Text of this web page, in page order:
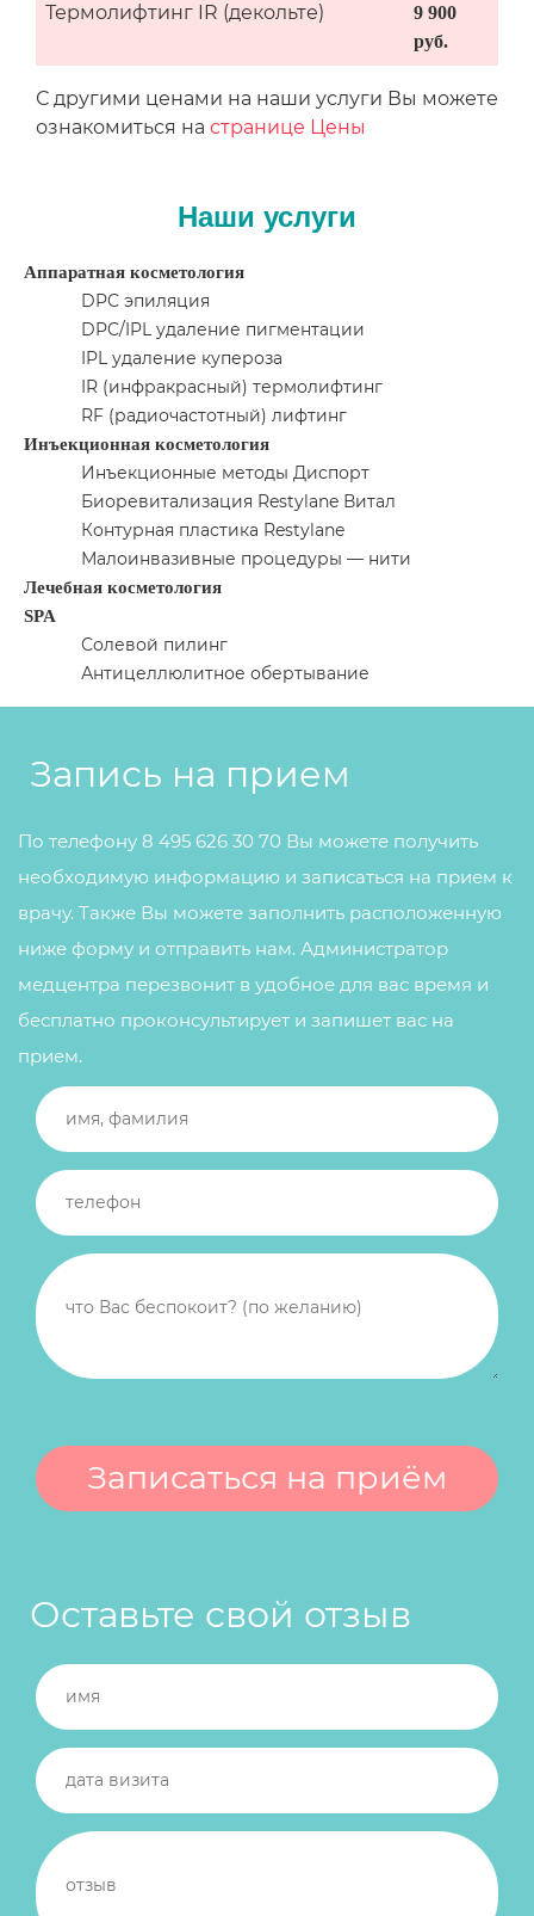
Термолифтинг IR (декольте)
9 900
руб.
С другими ценами на наши услуги Вы можете
ознакомиться на странице Цены
Наши услуги
Аппаратная косметология
DPC эпиляция
DPC/IPL удаление пигментации
IPL удаление купероза
IR (инфракрасный) термолифтинг
RF (радиочастотный) лифтинг
Инъекционная косметология
Инъекционные методы Диспорт
Биоревитализация Restylane Витал
Контурная пластика Restylane
Малоинвазивные процедуры — нити
Лечебная косметология
SPA
Солевой пилинг
Антицеллюлитное обертывание
Запись на прием
По телефону 8 495 626 30 70 Вы можете получить
необходимую информацию и записаться на прием к
врачу. Также Вы можете заполнить расположенную
ниже форму и отправить нам. Администратор
медцентра перезвонит в удобное для вас время и
бесплатно проконсультирует и запишет вас на
прием.
Оставьте свой отзыв